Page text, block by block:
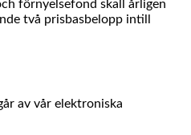
förnyelsefond skall årligen
två prisbasbelopp intill
av vår elektroniska